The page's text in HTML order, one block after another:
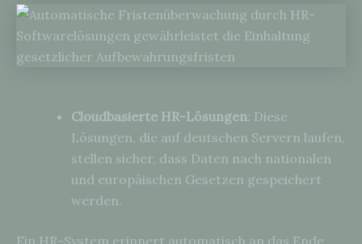
Cloudbasierte HR-Lösungen: Diese
Lösungen, die auf deutschen Servern laufen,
stellen sicher, dass Daten nach nationalen
und europäischen Gesetzen gespeichert
werden.